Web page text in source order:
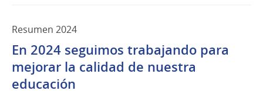
Resumen 2024
En 2024 seguimos trabajando para
mejorar la calidad de nuestra
educación